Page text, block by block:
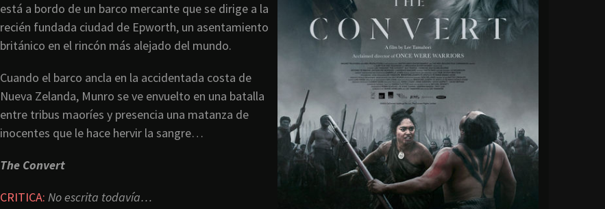
está a bordo de un barco mercante que se dirige a la
recién fundada ciudad de Epworth, un asentamiento
británico en el rincón más alejado del mundo.
Cuando el barco ancla en la accidentada costa de
Nueva Zelanda, Munro se ve envuelto en una batalla
entre tribus maoríes y presencia una matanza de
inocentes que le hace hervir la sangre…
The Convert
CRITICA: No escrita todavía…